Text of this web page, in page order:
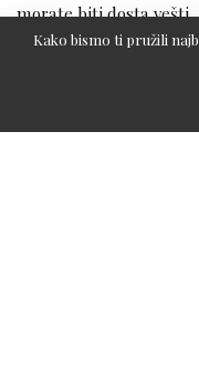
morate biti dosta
tečne bronzere
sa proširenim
Kako bismo ti pružili